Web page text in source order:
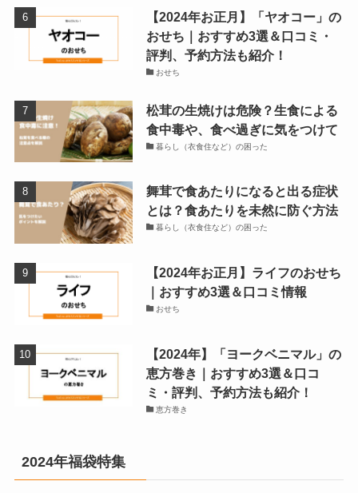
【2024年お正月】「ヤオコー」の
おせち｜おすすめ3選＆口コミ・
評判、予約方法も紹介！
おせち
松茸の生焼けは危険？生食による
食中毒や、食べ過ぎに気をつけて
暮らし（衣食住など）の困った
舞茸で食あたりになると出る症状
とは？食あたりを未然に防ぐ方法
暮らし（衣食住など）の困った
【2024年お正月】ライフのおせち
｜おすすめ3選＆口コミ情報
おせち
【2024年】「ヨークベニマル」の
恵方巻き｜おすすめ3選＆口コ
ミ・評判、予約方法も紹介！
恵方巻き
2024年福袋特集